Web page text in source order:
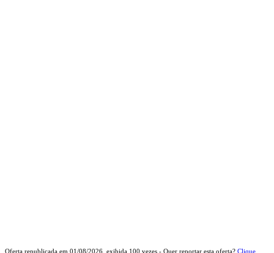
Oferta republicada em 01/08/2026 , exibida 100 vezes - Quer reportar esta oferta? Clique